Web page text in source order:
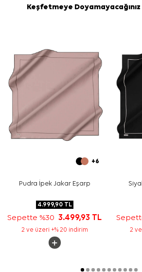
Keşfetmeye
+6
Pudra İpek Jakar Eşarp
4.999,90TL
Sepette %303.499,93 TL
2 ve üzeri +% 20 indirim 2